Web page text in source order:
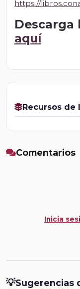
https://
Descarga
aquí
Recursos de
Comentarios
Inicia
💡Sugerencias